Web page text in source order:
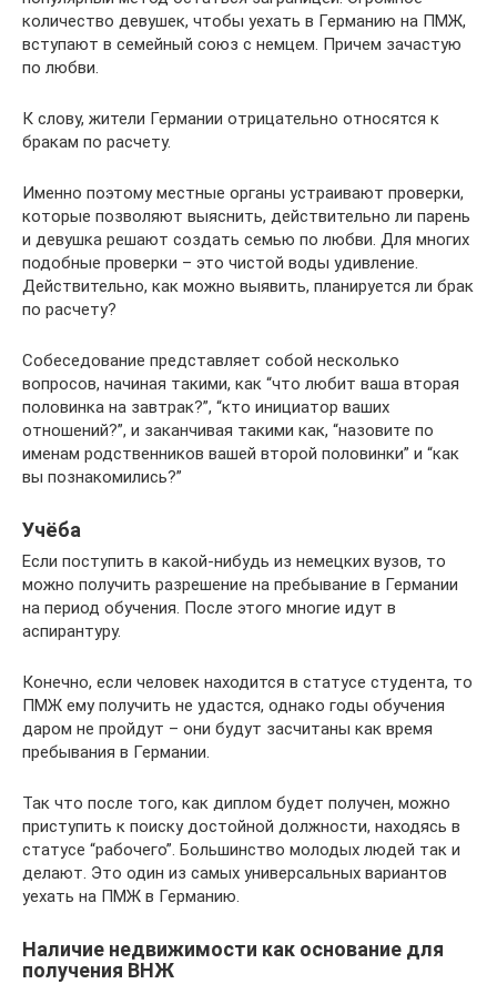
количество девушек, чтобы уехать в Германию на ПМЖ,
вступают в семейный союз с немцем. Причем зачастую
по любви.
К слову, жители Германии отрицательно относятся к
бракам по расчету.
Именно поэтому местные органы устраивают проверки,
которые позволяют выяснить, действительно ли парень
и девушка решают создать семью по любви. Для многих
подобные проверки – это чистой воды удивление.
Действительно, как можно выявить, планируется ли брак
по расчету?
Собеседование представляет собой несколько
вопросов, начиная такими, как “что любит ваша вторая
половинка на завтрак?”, “кто инициатор ваших
отношений?”, и заканчивая такими как, “назовите по
именам родственников вашей второй половинки” и “как
вы познакомились?”
Учёба
Если поступить в какой-нибудь из немецких вузов, то
можно получить разрешение на пребывание в Германии
на период обучения. После этого многие идут в
аспирантуру.
Конечно, если человек находится в статусе студента, то
ПМЖ ему получить не удастся, однако годы обучения
даром не пройдут – они будут засчитаны как время
пребывания в Германии.
Так что после того, как диплом будет получен, можно
приступить к поиску достойной должности, находясь в
статусе “рабочего”. Большинство молодых людей так и
делают. Это один из самых универсальных вариантов
уехать на ПМЖ в Германию.
Наличие недвижимости как основание для
получения ВНЖ